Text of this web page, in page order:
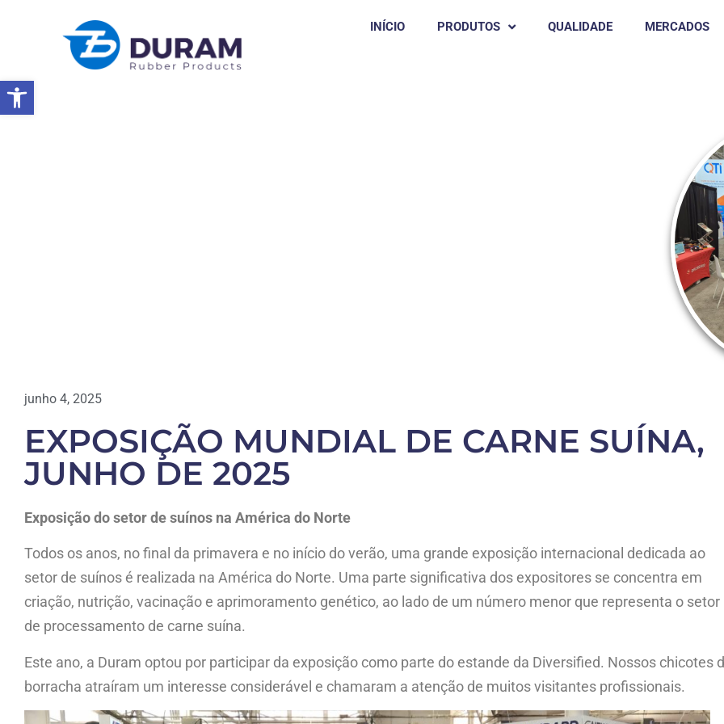
Abrir a barra de ferramentas
INÍCIO PRODUTOS QUALIDADE MERCADOS
junho 4, 2025
EXPOSIÇÃO MUNDIAL DE CARNE SUÍNA,
JUNHO DE 2025
Exposição do setor de suínos na América do Norte
Todos os anos, no final da primavera e no início do verão, uma grande exposição internacional dedicada ao
setor de suínos é realizada na América do Norte. Uma parte significativa dos expositores se concentra em
criação, nutrição, vacinação e aprimoramento genético, ao lado de um número menor que representa o setor
de processamento de carne suína.
Este ano, a Duram optou por participar da exposição como parte do estande da Diversified. Nossos chicotes
borracha atraíram um interesse considerável e chamaram a atenção de muitos visitantes profissionais.